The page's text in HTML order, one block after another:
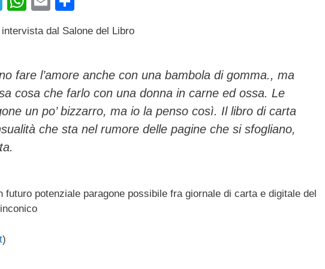
e
a
m
at
A
p
p
ail n
vi
di
intervista dal Salone del Libro
fare l’amore anche con una bambola di gomma., ma
cosa che farlo con una donna in carne ed ossa. Le
un po’ bizzarro, ma io la penso così. Il libro di carta
che sta nel rumore delle pagine che si sfogliano,
futuro potenziale paragone possibile fra giornale di carta e digitale del
)